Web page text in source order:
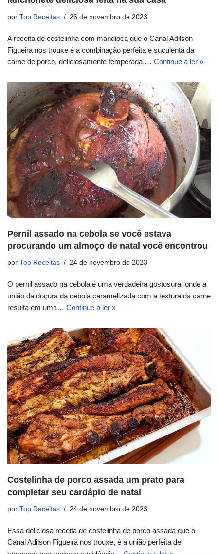
por Top Receitas 26 de novembro de 2023
A receita de costelinha com mandioca que o Canal Adilson
Figueira nos trouxe é a combinação perfeita e suculenta da
carne de porco, deliciosamente temperada,… Continue a ler »
Pernil assado na cebola se você estava
procurando um almoço de natal você encontrou
por Top Receitas 24 de novembro de 2023
O pernil assado na cebola é uma verdadeira gostosura, onde a
união da doçura da cebola caramelizada com a textura da carne
resulta em uma… Continue a ler »
Costelinha de porco assada um prato para
completar seu cardápio de natal
por Top Receitas 24 de novembro de 2023
Essa deliciosa receita de costelinha de porco assada que o
Canal Adilson Figueira nos trouxe, é a união perfeita de